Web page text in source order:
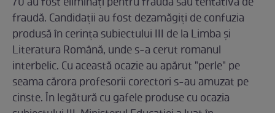
fraudă. Candidaţii au fost dezamăgiţi de confuzia
produsă în cerinţa subiectului III de la Limba şi
Literatura Română, unde s-a cerut romanul
interbelic. Cu această ocazie au apărut "perle" pe
seama cărora profesorii corectori s-au amuzat pe
cinste. În legătură cu gafele produse cu ocazia